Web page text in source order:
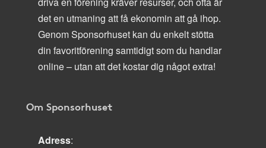
det en utmaning att få ekonomin att gå ihop.
Genom Sponsorhuset kan du enkelt stötta
din favoritförening samtidigt som du handlar
online – utan att det kostar dig något extra!
Om Sponsorhuset
Adress: